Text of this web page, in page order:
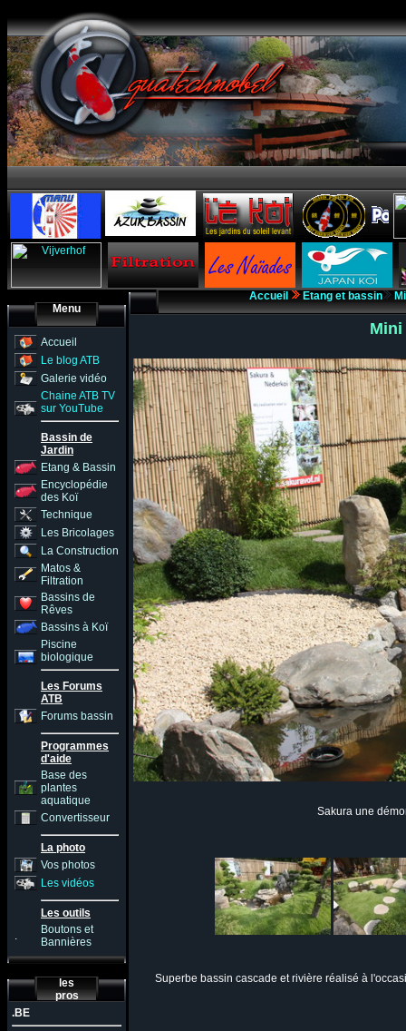
Menu
Accueil
Le blog ATB
Galerie vidéo
Chaine ATB TV
sur YouTube
Bassin de
Jardin
Etang & Bassin
Encyclopédie
des Koï
Technique
Les Bricolages
La Construction
Matos &
Filtration
Bassins de
Rêves
Bassins à Koï
Piscine
biologique
Les Forums
ATB
Forums bassin
Programmes
d'aide
Base des
plantes
aquatique
Convertisseur
La photo
Vos photos
Les vidéos
Les outils
.
Boutons et
Bannières
les
pros
.BE
Accueil Etang et bassin
Sakura une
Superbe bassin cascade et rivière réalisé à